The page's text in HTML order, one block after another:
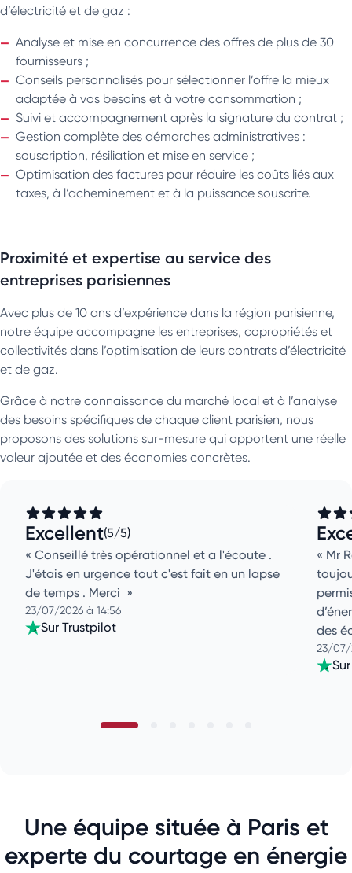
d’électricité et de gaz :
Analyse et mise en concurrence des offres de plus de 30
fournisseurs ;
Conseils personnalisés pour sélectionner l’offre la mieux
adaptée à vos besoins et à votre consommation ;
Suivi et accompagnement après la signature du contrat ;
Gestion complète des démarches administratives :
souscription, résiliation et mise en service ;
Optimisation des factures pour réduire les coûts liés aux
taxes, à l’acheminement et à la puissance souscrite.
Proximité et expertise au service des
entreprises parisiennes
Avec plus de 10 ans d’expérience dans la région parisienne,
notre équipe accompagne les entreprises, copropriétés et
collectivités dans l’optimisation de leurs contrats d’électricité
et de gaz.
Grâce à notre connaissance du marché local et à l’analyse
des besoins spécifiques de chaque client parisien, nous
proposons des solutions sur-mesure qui apportent une réelle
valeur ajoutée et des économies concrètes.
Excellent(5/5)
Conseillé très opérationnel et a l'écoute .
J'étais en urgence tout c'est fait en un lapse
de temps . Merci
23/07/2026 à 14:56
Sur Trustpilot
Mr
des
23/
Une équipe située à Paris et
experte du courtage en énergie